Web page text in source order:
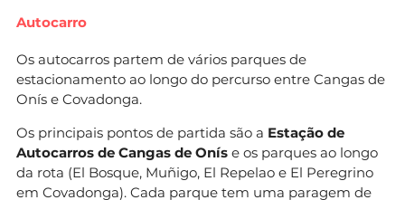
Autocarro
Os autocarros partem de vários parques de
estacionamento ao longo do percurso entre Cangas de
Onís e Covadonga.
Os principais pontos de partida são a Estação de
Autocarros de Cangas de Onís e os parques ao longo
da rota (El Bosque, Muñigo, El Repelao e El Peregrino
em Covadonga). Cada parque tem uma paragem de